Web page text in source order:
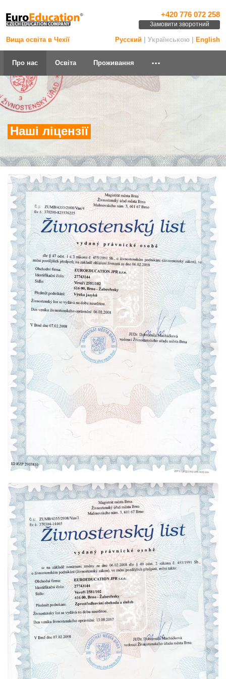
Вища освіта в Чехії
+420 776 072 258
Замовити зворотний
дзвінок
Русский | Українською | English
Про нас Освіта Проживання ...
Наші ліцензії